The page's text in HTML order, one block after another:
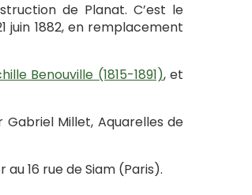
de Planat. C’est le
juin 1882, en remplacement
Benouville (1815-1891), et
Millet, Aquarelles de
16 rue de Siam (Paris).